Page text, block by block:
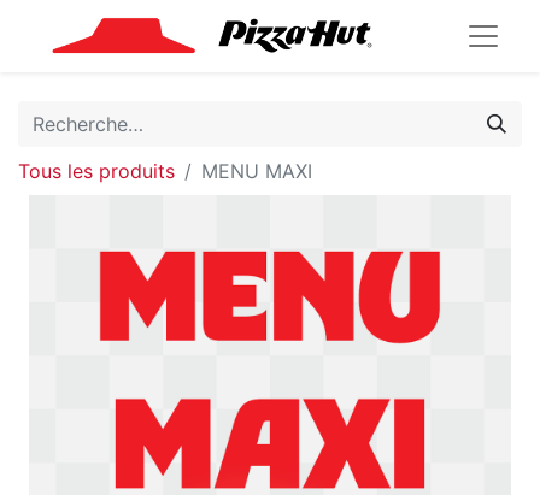
Tous les produits MENU MAXI